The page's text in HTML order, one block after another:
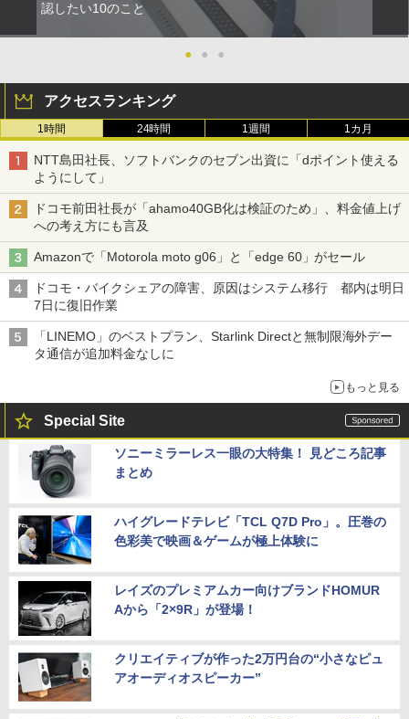
認したい10のこと
● ● ●
アクセスランキング
1時間 24時間 1週間 1カ月
NTT島田社長、ソフトバンクのセブン出資に「dポイント使える
ようにして」
ドコモ前田社長が「ahamo40GB化は検証のため」、料金値上げ
への考え方にも言及
Amazonで「Motorola moto g06」と「edge 60」がセール
ドコモ・バイクシェアの障害、原因はシステム移行 都内は明日
7日に復旧作業
「LINEMO」のベストプラン、Starlink Directと無制限海外デー
タ通信が追加料金なしに
もっと見る
Special Site
ソニーミラーレス一眼の大特集！ 見どころ記事
まとめ
ハイグレードテレビ「TCL Q7D Pro」。圧巻の
色彩美で映画＆ゲームが極上体験に
レイズのプレミアムカー向けブランドHOMUR
Aから「2×9R」が登場！
クリエイティブが作った2万円台の“小さなピュ
アオーディオスピーカー”